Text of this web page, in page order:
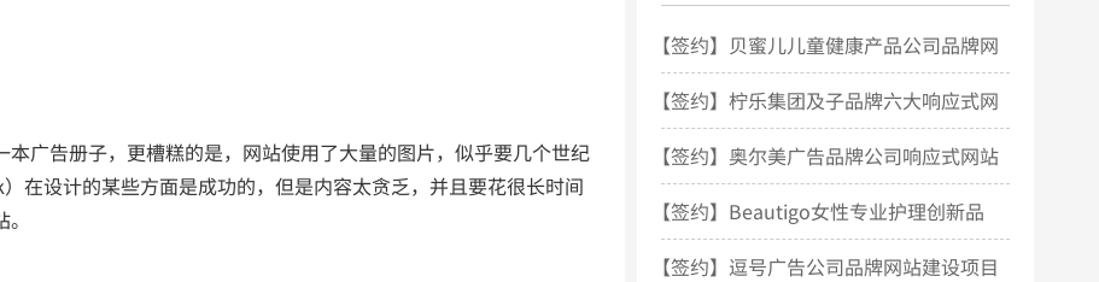
广告册子，更槽糕的是，网站使用了大量的图片，似乎要几个世纪
在设计的某些方面是成功的，但是内容太贪乏，并且要花很长时间
【签约】贝蜜儿儿童健康产品公司品牌网
站设计项目开发
【签约】柠乐集团及子品牌六大响应式网
站建设项目
【签约】奥尔美广告品牌公司响应式网站
建设项目
【签约】Beautigo女性专业护理创新品
牌网站建设项目
【签约】逗号广告公司品牌网站建设项目